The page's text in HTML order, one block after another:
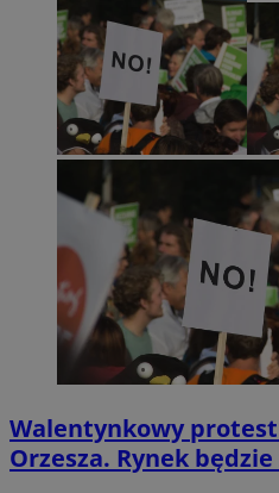
Walentynkowy
Orzesza. Rynek